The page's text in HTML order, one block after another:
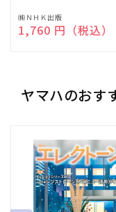
販
売
㈱ＮＨＫ出版
通常価格
1,760 円（税込）
ヤマハのおす